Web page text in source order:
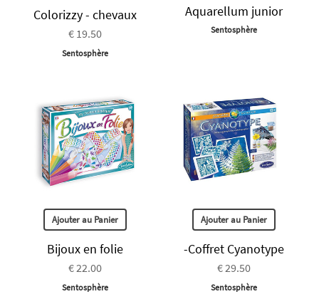
Colorizzy - chevaux
€ 19.50
Sentosphère
Aquarellum junior
Sentosphère
Ajouter au Panier
Bijoux en folie
€ 22.00
Sentosphère
Ajouter au Panier
-Coffret Cyanotype
€ 29.50
Sentosphère